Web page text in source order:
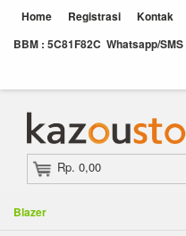
Home Registrasi Kontak
BBM : 5C81F82C Whatsapp/SMS
Rp. 0,00
Blazer